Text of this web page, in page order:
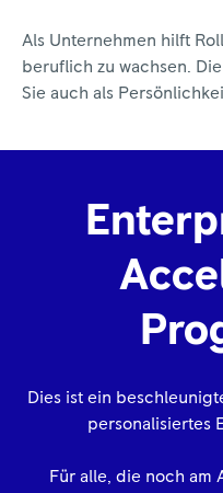
Als Unternehmen hilft
beruflich zu wachsen.
Sie auch als
Dies ist ein
personalisiertes
Für alle, die noch am